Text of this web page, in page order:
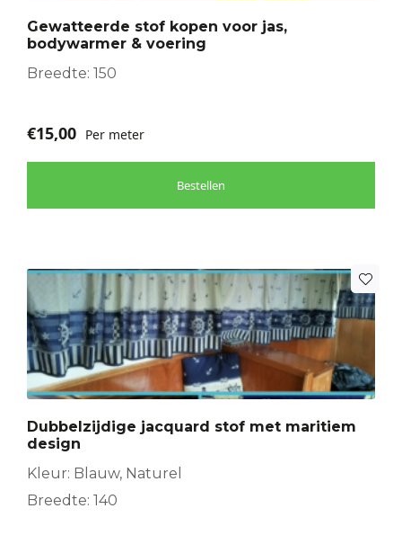
Gewatteerde stof kopen voor jas,
bodywarmer & voering
Breedte: 150
€15,00 Per meter
Bestellen
kan
gekozen
worden
productpagina
Dubbelzijdige jacquard stof met maritiem
design
Kleur: Blauw, Naturel
Breedte: 140